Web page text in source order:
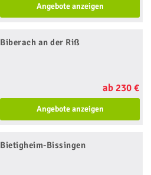
Angebote anzeigen
Biberach an der Riß
ab 230 €
Angebote anzeigen
Bietigheim-Bissingen